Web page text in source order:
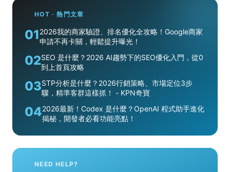
HOT · 熱門文章
012026我的商家驗證、排名優化全攻略！Google商家
申請不再卡關，輕鬆提升曝光！
02SEO 是什麼？2026 AI趨勢下的SEO優化入門，從0
到上首頁攻略
03STP分析是什麼？2026行銷策略、市場定位3步
驟，精準客群這樣抓！ - KPN奇寶
042026最新！Codex 是什麼？OpenAI 程式助手進化
揭秘，開發者必看功能亮點！
NEED HELP?